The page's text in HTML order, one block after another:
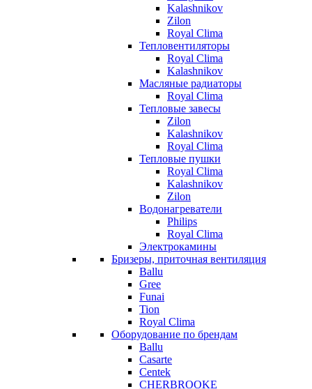
Kalashnikov
Zilon
Royal Clima
Тепловентиляторы
Royal Clima
Kalashnikov
Масляные радиаторы
Royal Clima
Тепловые завесы
Zilon
Kalashnikov
Royal Clima
Тепловые пушки
Royal Clima
Kalashnikov
Zilon
Водонагреватели
Philips
Royal Clima
Электрокамины
Бризеры, приточная вентиляция
Ballu
Gree
Funai
Tion
Royal Clima
Оборудование по брендам
Ballu
Casarte
Centek
CHERBROOKE